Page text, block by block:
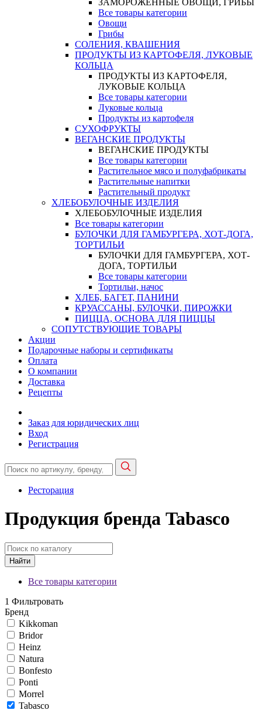
ЗАМОРОЖЕННЫЕ ОВОЩИ, ГРИБЫ
Все товары категории
Овощи
Грибы
СОЛЕНИЯ, КВАШЕНИЯ
ПРОДУКТЫ ИЗ КАРТОФЕЛЯ, ЛУКОВЫЕ
КОЛЬЦА
ПРОДУКТЫ ИЗ КАРТОФЕЛЯ,
ЛУКОВЫЕ КОЛЬЦА
Все товары категории
Луковые кольца
Продукты из картофеля
СУХОФРУКТЫ
ВЕГАНСКИЕ ПРОДУКТЫ
ВЕГАНСКИЕ ПРОДУКТЫ
Все товары категории
Растительное мясо и полуфабрикаты
Растительные напитки
Растительный продукт
ХЛЕБОБУЛОЧНЫЕ ИЗДЕЛИЯ
ХЛЕБОБУЛОЧНЫЕ ИЗДЕЛИЯ
Все товары категории
БУЛОЧКИ ДЛЯ ГАМБУРГЕРА, ХОТ-ДОГА,
ТОРТИЛЬИ
БУЛОЧКИ ДЛЯ ГАМБУРГЕРА, ХОТ-
ДОГА, ТОРТИЛЬИ
Все товары категории
Тортильи, начос
ХЛЕБ, БАГЕТ, ПАНИНИ
КРУАССАНЫ, БУЛОЧКИ, ПИРОЖКИ
ПИЦЦА, ОСНОВА ДЛЯ ПИЦЦЫ
СОПУТСТВУЮЩИЕ ТОВАРЫ
Акции
Подарочные наборы и сертификаты
Оплата
О компании
Доставка
Рецепты
Заказ для юридических лиц
Вход
Регистрация
Ресторация
Продукция бренда Tabasco
Найти
Все товары категории
1 Фильтровать
Бренд
Kikkoman
Bridor
Heinz
Natura
Bonfesto
Ponti
Morrel
Tabasco